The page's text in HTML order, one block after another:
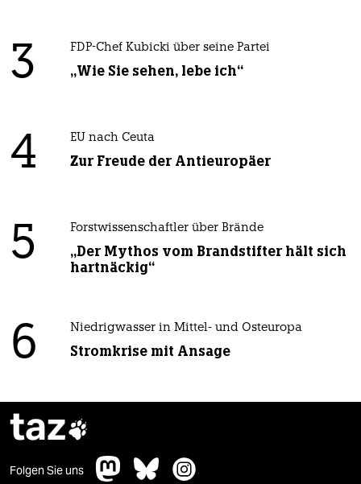
3 FDP-Chef Kubicki über seine Partei
„Wie Sie sehen, lebe ich“
4 EU nach Ceuta
Zur Freude der Antieuropäer
5 Forstwissenschaftler über Brände
„Der Mythos vom Brandstifter hält sich
hartnäckig“
6 Niedrigwasser in Mittel- und Osteuropa
Stromkrise mit Ansage
taz
Folgen Sie uns